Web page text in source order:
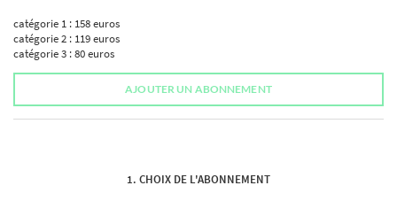
catégorie 1 : 158 euros
catégorie 2 : 119 euros
catégorie 3 : 80 euros
AJOUTER UN ABONNEMENT
CHOIX DE L'ABONNEMENT